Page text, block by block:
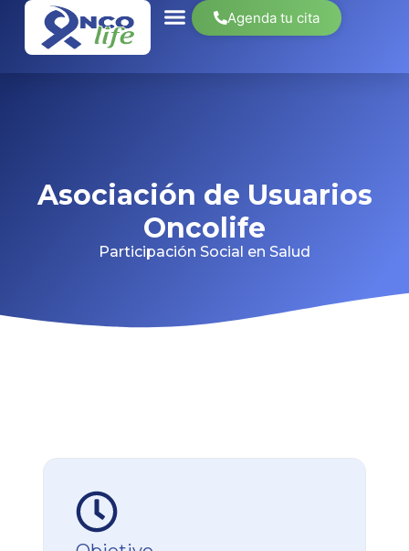
Agenda tu cita
Asociación de Usuarios
Oncolife
Participación Social en Salud